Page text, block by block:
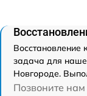
Восстановление
задача для
Новгороде.
Позвоните